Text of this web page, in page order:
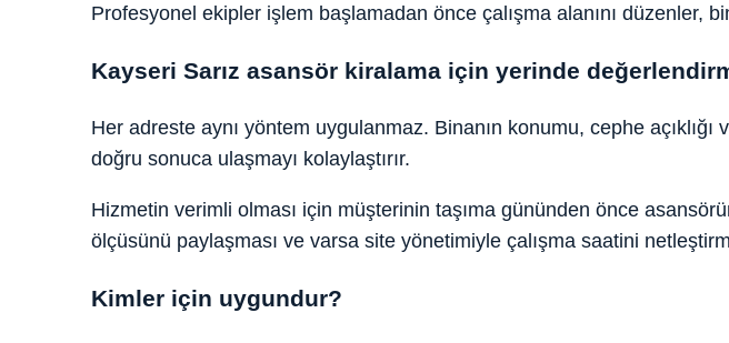
Profesyonel ekipler işlem başlamadan önce çalışma alanını düzenler,
Kayseri Sarız asansör kiralama için yerinde
Her adreste aynı yöntem uygulanmaz. Binanın konumu, cephe
doğru sonuca ulaşmayı kolaylaştırır.
Hizmetin verimli olması için müşterinin taşıma gününden önce
ölçüsünü paylaşması ve varsa site yönetimiyle çalışma saatini
Kimler için uygundur?